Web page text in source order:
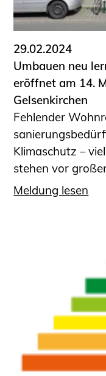
Informationen
Anträge,
Fortbildung/
Informationen
und Ingenieure
Recht
Publikationen
Stellenbörse
Staatlich
Öffentlich
Qualifizierte
Sachkundige für
Funktionsprüfung
Vereinbarungen
Büronachfolge
29.02.2024
Umbauen neu
eröffnet am 14.
Gelsenkirchen
Fehlender
Klimaschutz –
stehen vor
Meldung lesen